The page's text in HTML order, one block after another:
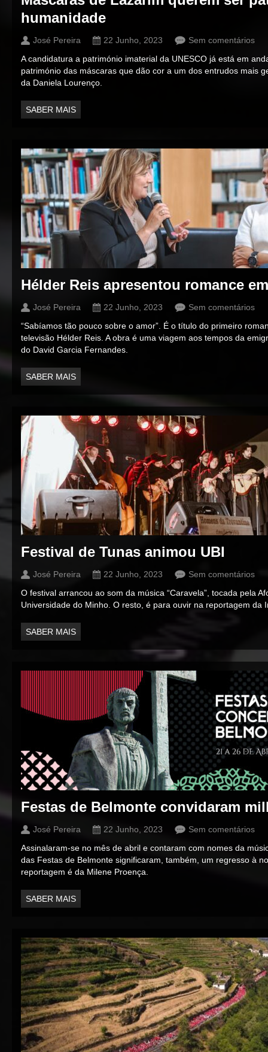
humanidade
José Pereira 22 Junho, 2023
Sem comentários
A candidatura a património imaterial da UNESCO já está em
património das máscaras que dão cor a um dos entrudos mais
da Daniela Lourenço.
SABER MAIS
Hélder Reis apresentou romance
José Pereira 22 Junho, 2023
Sem comentários
“Sabíamos tão pouco sobre o amor”. É o título do primeiro
televisão Hélder Reis. A obra é uma viagem aos tempos da
do David Garcia Fernandes.
SABER MAIS
Festival de Tunas animou UBI
José Pereira 22 Junho, 2023
Sem comentários
O festival arrancou ao som da música “Caravela”, tocada pela
Universidade do Minho. O resto, é para ouvir na reportagem
SABER MAIS
Festas de Belmonte convidaram
José Pereira 22 Junho, 2023
Sem comentários
Assinalaram-se no mês de abril e contaram com nomes da
das Festas de Belmonte significaram, também, um regresso à
reportagem é da Milene Proença.
SABER MAIS